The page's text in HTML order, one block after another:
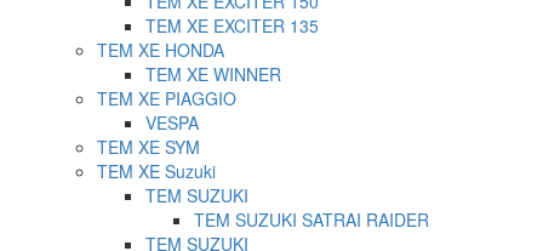
TEM XE EXCITER 135
TEM XE HONDA
TEM XE WINNER
TEM XE PIAGGIO
VESPA
TEM XE SYM
TEM XE Suzuki
TEM SUZUKI
TEM SUZUKI SATRAI RAIDER
TEM SUZUKI